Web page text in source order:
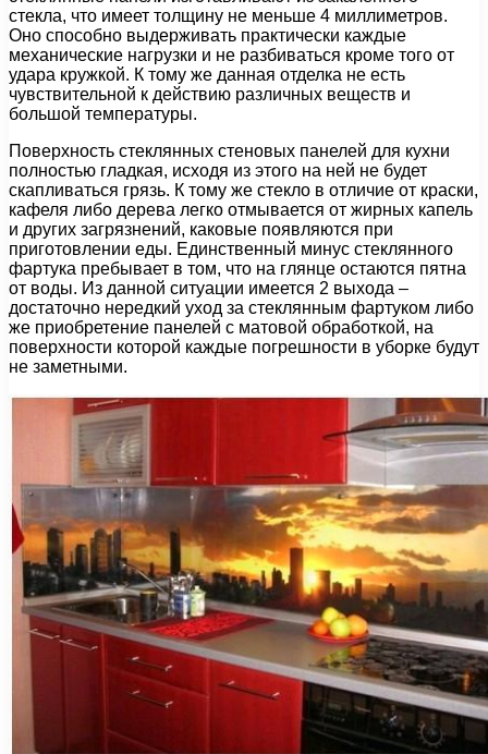
стекла, что имеет толщину не меньше 4 миллиметров.
Оно способно выдерживать практически каждые
механические нагрузки и не разбиваться кроме того от
удара кружкой. К тому же данная отделка не есть
чувствительной к действию различных веществ и
большой температуры.
Поверхность стеклянных стеновых панелей для кухни
полностью гладкая, исходя из этого на ней не будет
скапливаться грязь. К тому же стекло в отличие от краски,
кафеля либо дерева легко отмывается от жирных капель
и других загрязнений, каковые появляются при
приготовлении еды. Единственный минус стеклянного
фартука пребывает в том, что на глянце остаются пятна
от воды. Из данной ситуации имеется 2 выхода –
достаточно нередкий уход за стеклянным фартуком либо
же приобретение панелей с матовой обработкой, на
поверхности которой каждые погрешности в уборке будут
не заметными.